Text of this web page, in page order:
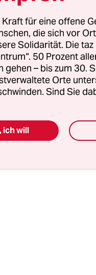
um die 2.500
von
seinen
mehrere Millionen
für eine offene
die sich vor
Solidarität. Die
50 Prozent
gehen – bis zum 30.
Orte
Sind Sie
ich will